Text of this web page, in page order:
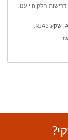
שקע RJ45